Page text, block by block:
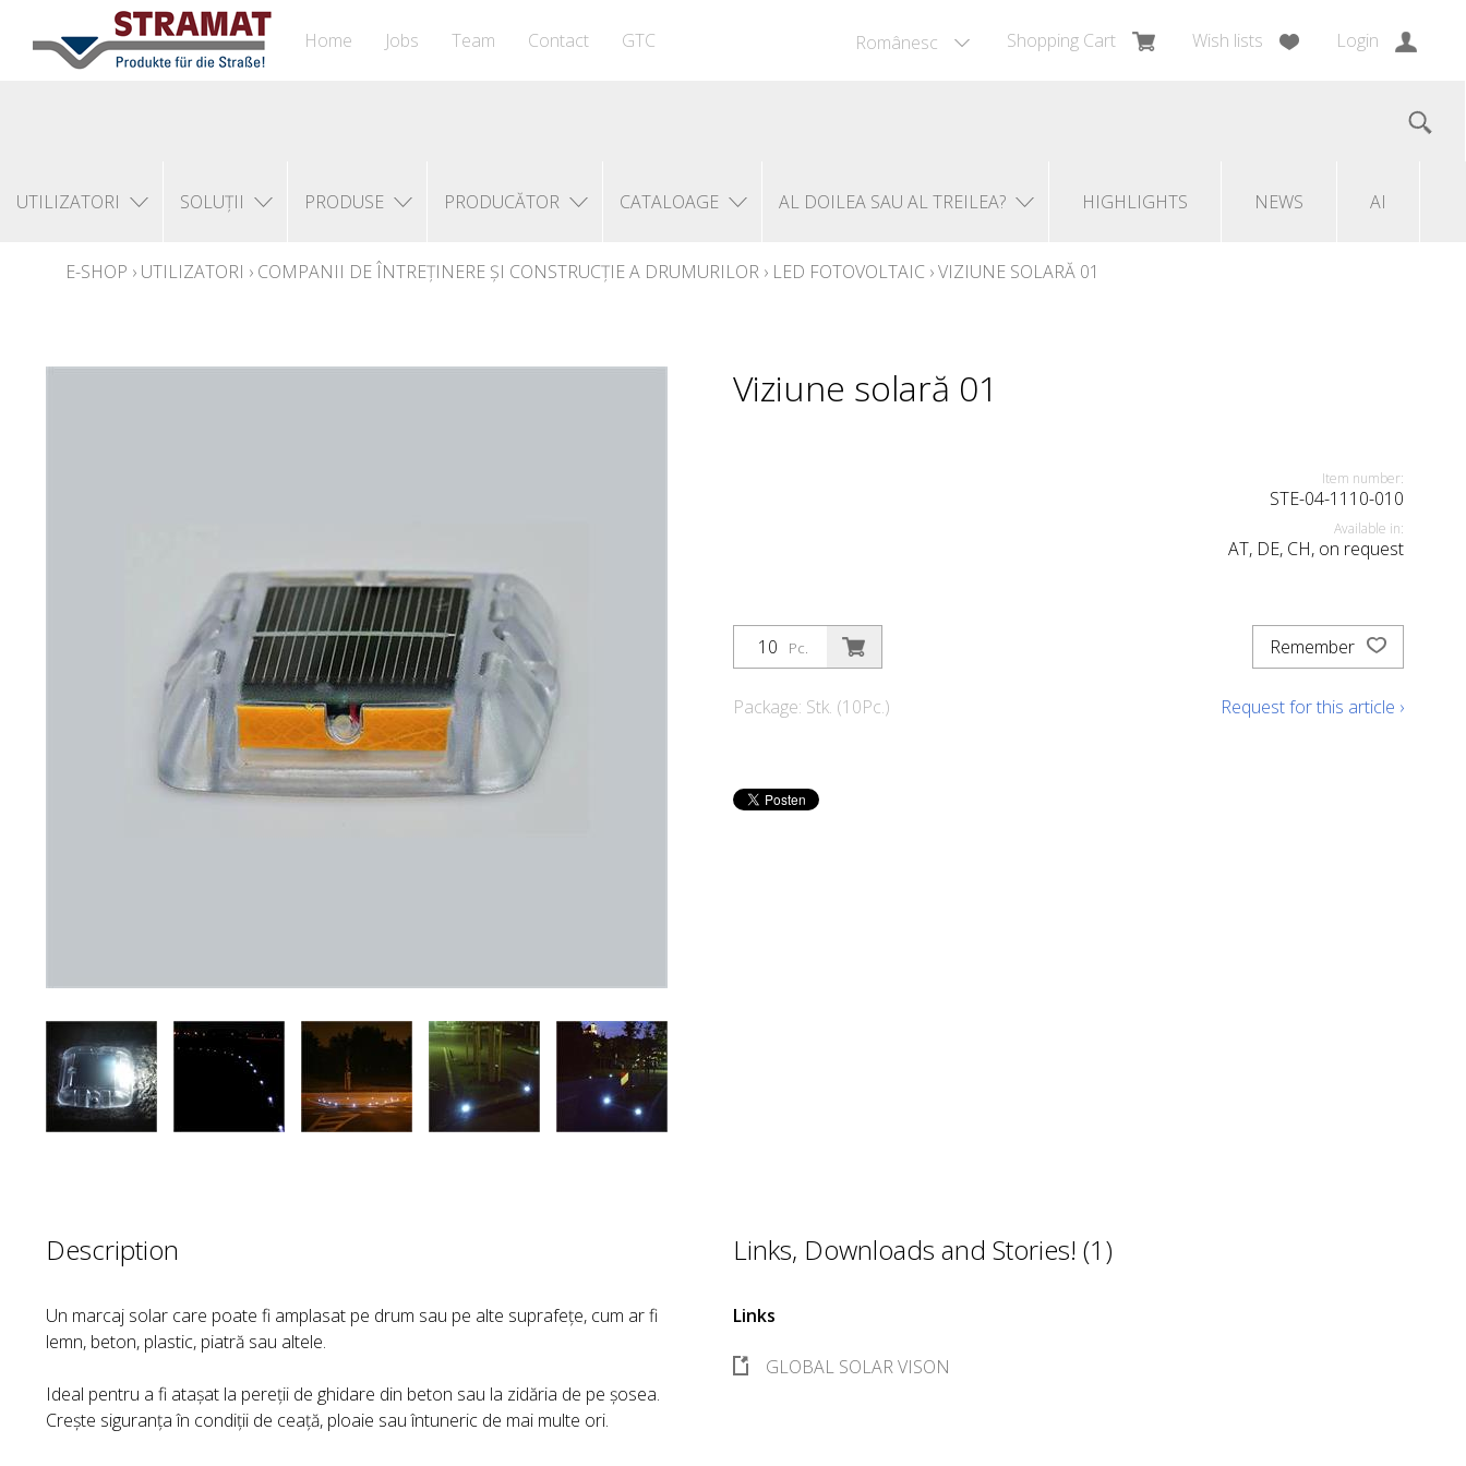
Românesc Shopping Cart Wish lists Login
Home Jobs Team Contact GTC
UTILIZATORI SOLUȚII PRODUSE PRODUCĂTOR CATALOAGE AL DOILEA SAU AL TREILEA? HIGHLIGHTS NEWS AI
E-SHOP › UTILIZATORI › COMPANII DE ÎNTREȚINERE ȘI CONSTRUCȚIE A DRUMURILOR › LED FOTOVOLTAIC ›VIZIUNE SOLARĂ 01
Viziune solară 01
Item number:
STE-04-1110-010
Available in:
AT, DE, CH, on request
Pc.
Package: Stk. (10Pc.)
Remember
Request for this article ›
Description
Un marcaj solar care poate fi amplasat pe drum sau pe alte suprafețe, cum ar fi
lemn, beton, plastic, piatră sau altele.
Ideal pentru a fi atașat la pereții de ghidare din beton sau la zidăria de pe șosea.
Crește siguranța în condiții de ceață, ploaie sau întuneric de mai multe ori.
Links, Downloads and Stories! (1)
Links
GLOBAL SOLAR VISON